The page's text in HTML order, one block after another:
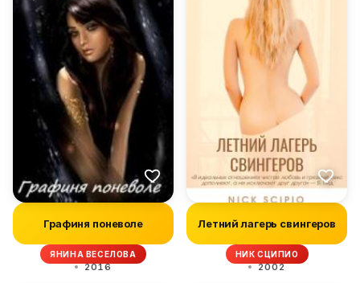
Графиня поневоле
ЯНИНА ВЕСЕЛОВА
2016
Летний лагерь свингеров
НИК СЦИПИО
2002